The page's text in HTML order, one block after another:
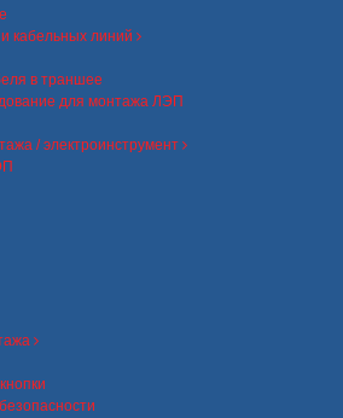
кабельных линий
в траншее
для монтажа ЛЭП
/ электроинструмент